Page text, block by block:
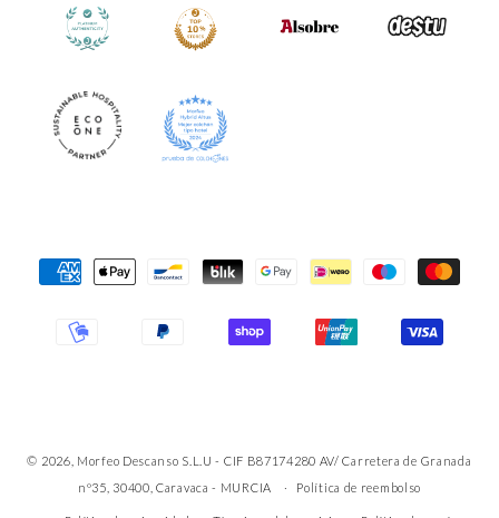
pago
© 2026, Morfeo Descanso S.L.U - CIF B87174280 AV/ Carretera de Granada
nº35, 30400, Caravaca - MURCIA
Política de reembolso